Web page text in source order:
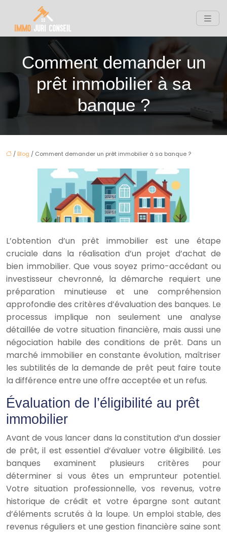
Comment demander un
prêt immobilier à sa
banque ?
/ Blog / Comment demander un prêt immobilier à sa banque ?
L’obtention d’un prêt immobilier est une étape
cruciale dans la réalisation d’un projet d’achat de
bien immobilier. Que vous soyez primo-accédant ou
investisseur chevronné, la démarche requiert une
préparation minutieuse et une compréhension
approfondie des critères d’évaluation des banques. Le
processus implique non seulement une analyse
détaillée de votre situation financière, mais aussi une
négociation habile des conditions de prêt. Dans un
marché immobilier en constante évolution, maîtriser
les subtilités de la demande de prêt peut faire toute
la différence entre une offre acceptée et un refus.
Évaluation de l’éligibilité au prêt
immobilier
Avant de vous lancer dans la constitution d’un dossier
de prêt, il est essentiel d’évaluer votre éligibilité. Les
banques examinent plusieurs critères pour
déterminer si vous êtes un emprunteur potentiel.
Votre situation professionnelle, vos revenus, votre
historique de crédit et votre épargne sont autant
d’éléments scrutés à la loupe. Un emploi stable, des
revenus réguliers et une gestion financière saine sont